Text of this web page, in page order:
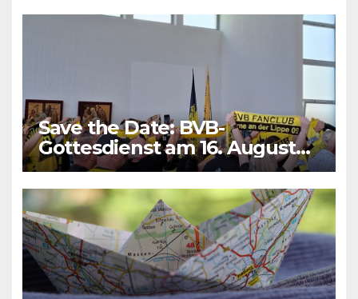
Save the Date: BVB-
Gottesdienst am 16. August
2026